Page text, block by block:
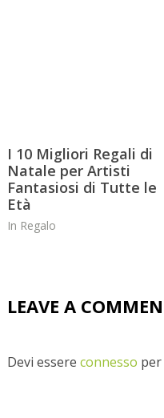
I 10 Migliori Regali di
Natale per Artisti
Fantasiosi di Tutte le
Età
In Regalo
LEAVE A
Devi essere connesso